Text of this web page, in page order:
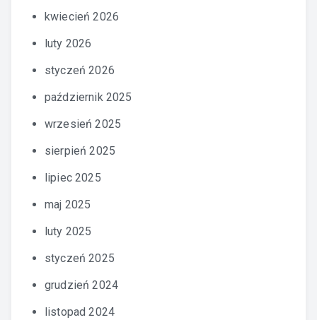
kwiecień 2026
luty 2026
styczeń 2026
październik 2025
wrzesień 2025
sierpień 2025
lipiec 2025
maj 2025
luty 2025
styczeń 2025
grudzień 2024
listopad 2024